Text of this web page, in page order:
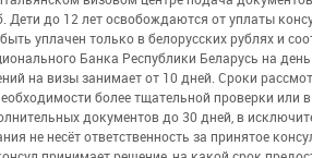
Дети до 12 лет освобождаются от уплаты
уплачен только в белорусских рублях и
Банка Республики Беларусь на
на визы занимает от 10 дней. Сроки
более тщательной проверки или
документов до 30 дней, в
не несёт ответственность за принятое